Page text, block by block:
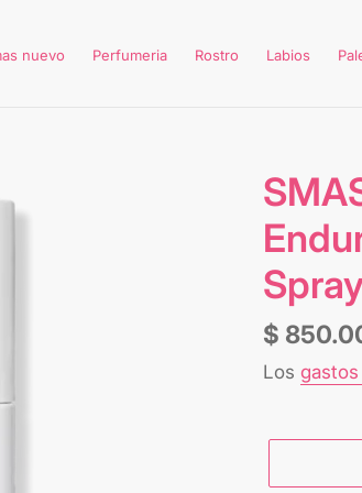
nuevo Perfumeria Rostro Labios
Precio
habitual
$
Los